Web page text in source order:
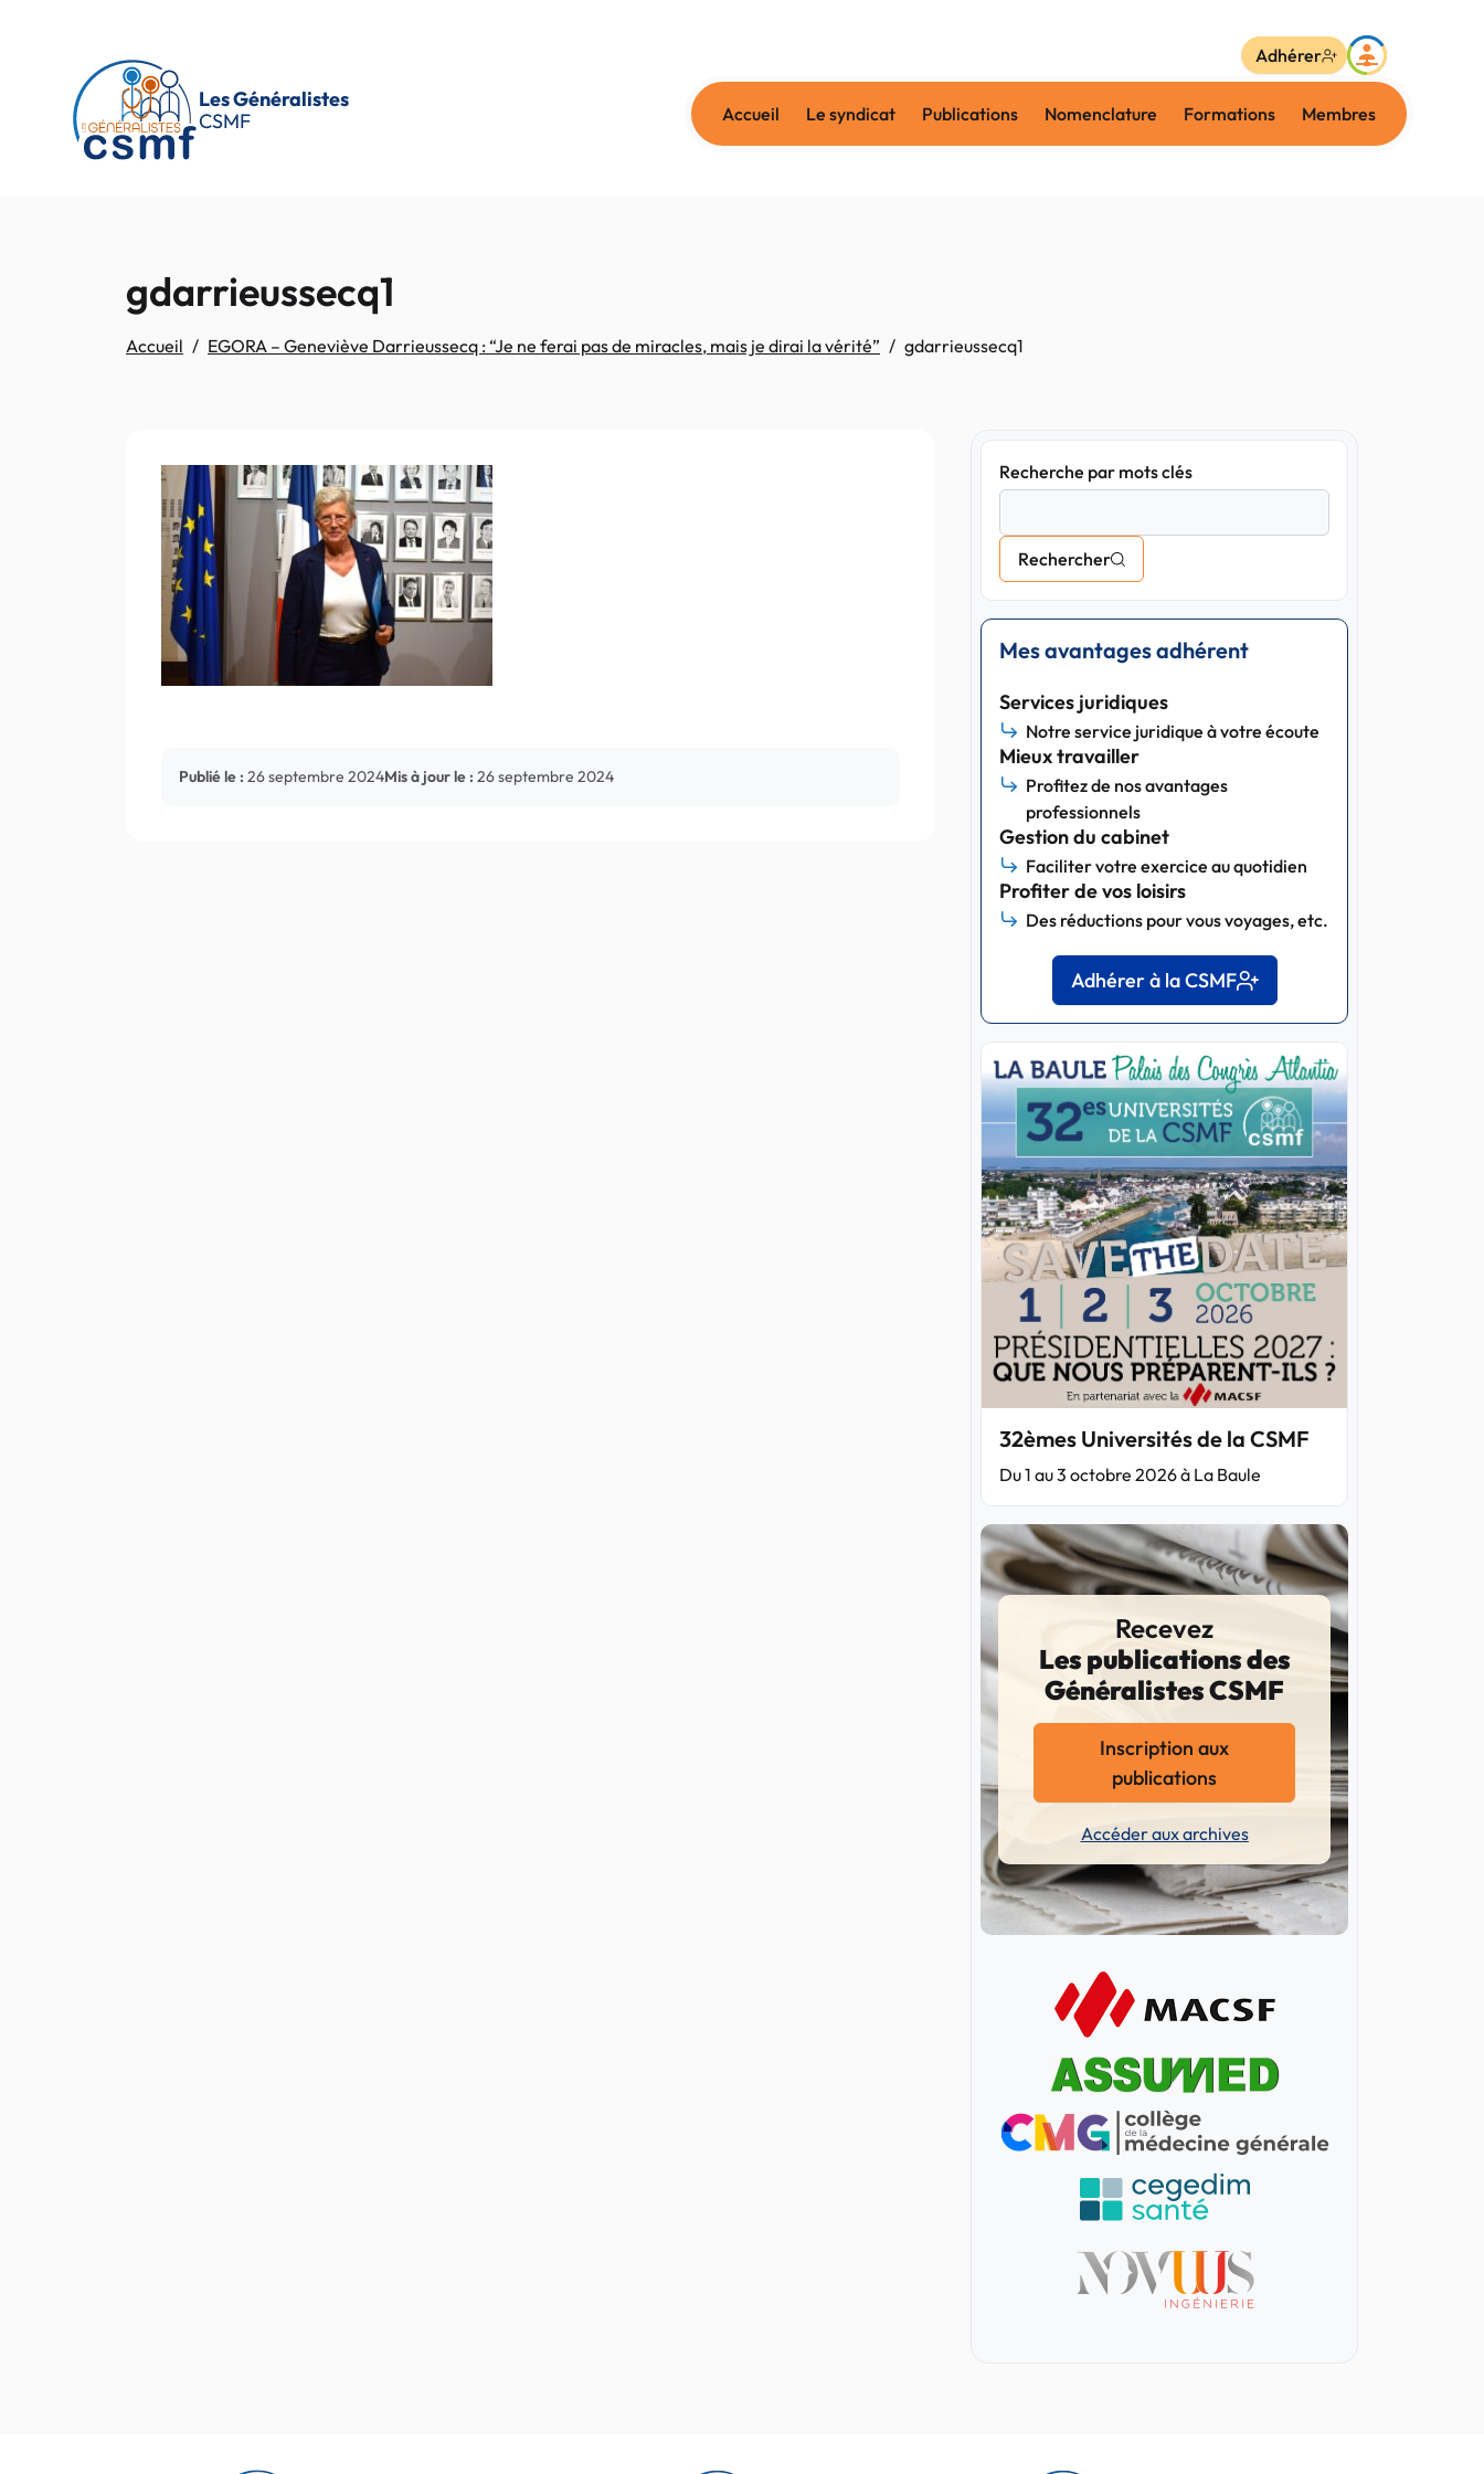
Les Généralistes
CSMF
Accueil Le syndicat Publications Nomenclature Formations Membres
Adhérer
gdarrieussecq1
Accueil EGORA – Geneviève Darrieussecq : “Je ne ferai pas de miracles, mais je dirai la vérité” gdarrieussecq1
Publié le : 26 septembre 2024Mis à jour le : 26 septembre 2024
Recherche par mots clés
Rechercher
Mes avantages adhérent
Services juridiques
Notre service juridique à votre écoute
Mieux travailler
Profitez de nos avantages
professionnels
Gestion du cabinet
Faciliter votre exercice au quotidien
Profiter de vos loisirs
Des réductions pour vous voyages, etc.
Adhérer à la CSMF
32èmes Universités de la CSMF
Du 1 au 3 octobre 2026 à La Baule
Recevez
Les publications des
Généralistes CSMF
Inscription aux
publications
Accéder aux archives